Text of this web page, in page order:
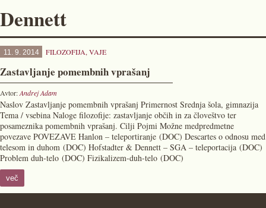
Dennett
11. 9. 2014 FILOZOFIJA, VAJE
Zastavljanje pomembnih vprašanj
Avtor:Andrej Adam
Naslov Zastavljanje pomembnih vprašanj Primernost Srednja šola, gimnazija
Tema / vsebina Naloge filozofije: zastavljanje občih in za človeštvo ter
posameznika pomembnih vprašanj. Cilji Pojmi Možne medpredmetne
povezave POVEZAVE Hanlon – teleportiranje (DOC) Descartes o odnosu med
telesom in duhom (DOC) Hofstadter & Dennett – SGA – teleportacija (DOC)
Problem duh-telo (DOC) Fizikalizem-duh-telo (DOC)
več